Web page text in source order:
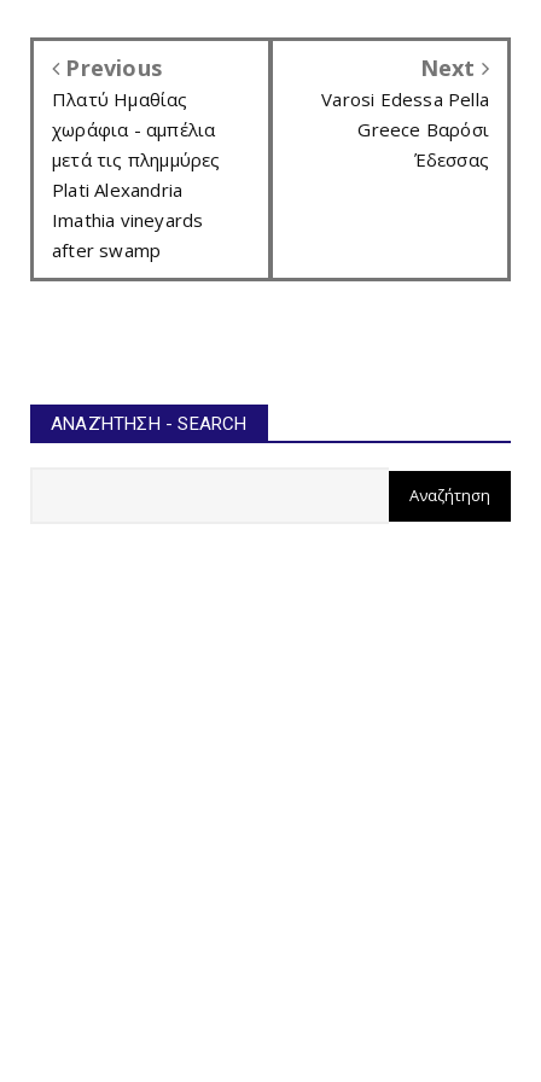
Previous
Πλατύ Ημαθίας
χωράφια - αμπέλια
μετά τις πλημμύρες
Plati Alexandria
Imathia vineyards
after swamp
Next
Varosi Edessa Pella
Greece Βαρόσι
Έδεσσας
ΑΝΑΖΉΤΗΣΗ - SEARCH